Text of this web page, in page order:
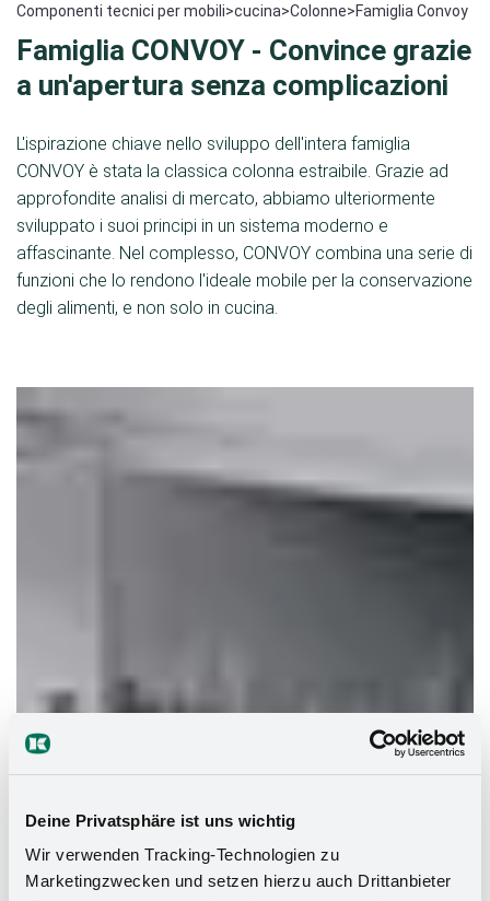
Deine Privatsphäre ist uns wichtig
Wir verwenden Tracking-Technologien zu
Marketingzwecken und setzen hierzu auch Drittanbieter
Componenti tecnici per mobili>cucina>Colonne>Famiglia Convoy
Famiglia CONVOY - Convince grazie
a un'apertura senza complicazioni
L'ispirazione chiave nello sviluppo dell'intera famiglia
CONVOY è stata la classica colonna estraibile. Grazie ad
approfondite analisi di mercato, abbiamo ulteriormente
sviluppato i suoi principi in un sistema moderno e
affascinante. Nel complesso, CONVOY combina una serie di
funzioni che lo rendono l'ideale mobile per la conservazione
degli alimenti, e non solo in cucina.